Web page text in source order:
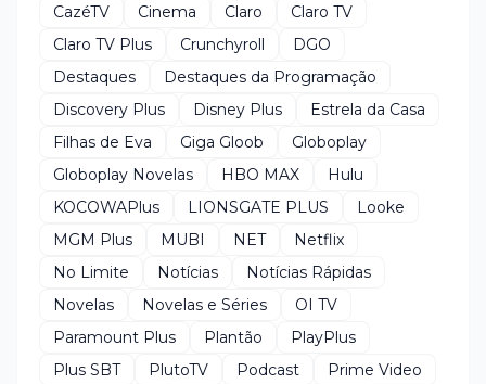
CazéTV
Cinema Claro
Claro TV
Claro TV Plus
Crunchyroll
DGO
Destaques
Destaques da Programação
Discovery Plus
Disney Plus
Estrela da Casa
Filhas de Eva
Giga Gloob
Globoplay
Globoplay Novelas
HBO MAX
Hulu
KOCOWAPlus
LIONSGATE PLUS
Looke
MGM Plus
MUBI NET
Netflix
No Limite
Notícias
Notícias Rápidas
Novelas
Novelas e Séries
OI TV
Paramount Plus
Plantão
PlayPlus
Plus SBT
PlutoTV Podcast
Prime Video